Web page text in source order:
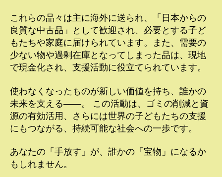
これらの品々は主に海外に送られ、「日本からの
良質な中古品」として歓迎され、必要とする子ど
もたちや家庭に届けられています。また、需要の
少ない物や過剰在庫となってしまった品は、現地
で現金化され、支援活動に役立てられています。
使わなくなったものが新しい価値を持ち、誰かの
未来を支える――。 この活動は、ゴミの削減と資
源の有効活用、さらには世界の子どもたちの支援
にもつながる、持続可能な社会への一歩です。
あなたの「手放す」が、誰かの「宝物」になるか
もしれません。